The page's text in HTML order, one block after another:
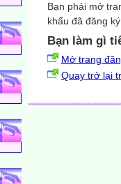
Bạn phải mở
khẩu đã đăng
Bạn làm gì
Mở trang
Quay trở lại